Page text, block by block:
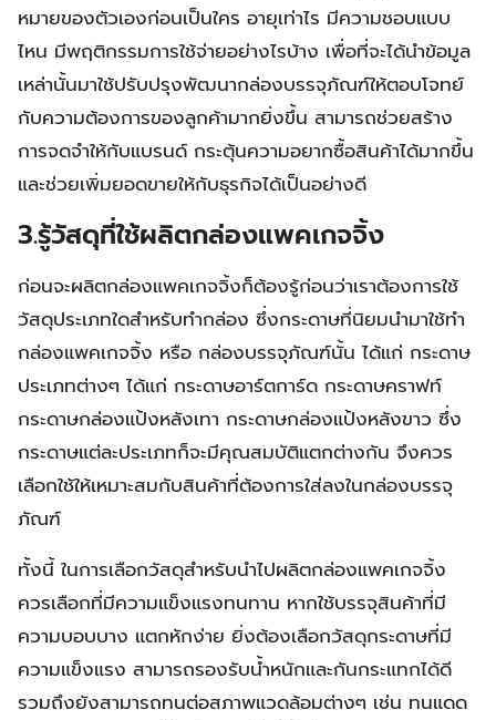
หมายของตัวเองก่อนเป็นใคร อายุเท่าไร มีความชอบแบบ
ไหน มีพฤติกรรมการใช้จ่ายอย่างไรบ้าง เพื่อที่จะได้นำข้อมูล
เหล่านั้นมาใช้ปรับปรุงพัฒนากล่องบรรจุภัณฑ์ให้ตอบโจทย์
กับความต้องการของลูกค้ามากยิ่งขึ้น สามารถช่วยสร้าง
การจดจำให้กับแบรนด์ กระตุ้นความอยากซื้อสินค้าได้มากขึ้น
และช่วยเพิ่มยอดขายให้กับธุรกิจได้เป็นอย่างดี
3.รู้วัสดุที่ใช้ผลิตกล่องแพคเกจจิ้ง
ก่อนจะผลิตกล่องแพคเกจจิ้งก็ต้องรู้ก่อนว่าเราต้องการใช้
วัสดุประเภทใดสำหรับทำกล่อง ซึ่งกระดาษที่นิยมนำมาใช้ทำ
กล่องแพคเกจจิ้ง หรือ กล่องบรรจุภัณฑ์นั้น ได้แก่ กระดาษ
ประเภทต่างๆ ได้แก่ กระดาษอาร์ตการ์ด กระดาษคราฟท์
กระดาษกล่องแป้งหลังเทา กระดาษกล่องแป้งหลังขาว ซึ่ง
กระดาษแต่ละประเภทก็จะมีคุณสมบัติแตกต่างกัน จึงควร
เลือกใช้ให้เหมาะสมกับสินค้าที่ต้องการใส่ลงในกล่องบรรจุ
ภัณฑ์
ทั้งนี้ ในการเลือกวัสดุสำหรับนำไปผลิตกล่องแพคเกจจิ้ง
ควรเลือกที่มีความแข็งแรงทนทาน หากใช้บรรจุสินค้าที่มี
ความบอบบาง แตกหักง่าย ยิ่งต้องเลือกวัสดุกระดาษที่มี
ความแข็งแรง สามารถรองรับน้ำหนักและกันกระแทกได้ดี
รวมถึงยังสามารถทนต่อสภาพแวดล้อมต่างๆ เช่น ทนแดด